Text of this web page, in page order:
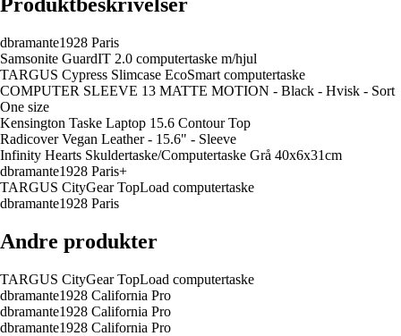
dbramante1928 Paris
Samsonite GuardIT 2.0 computertaske m/hjul
TARGUS Cypress Slimcase EcoSmart computertaske
COMPUTER SLEEVE 13 MATTE MOTION - Black - Hvisk - Sort
One size
Kensington Taske Laptop 15.6 Contour Top
Radicover Vegan Leather - 15.6" - Sleeve
Infinity Hearts Skuldertaske/Computertaske Grå 40x6x31cm
dbramante1928 Paris+
TARGUS CityGear TopLoad computertaske
dbramante1928 Paris
Andre produkter
TARGUS CityGear TopLoad computertaske
dbramante1928 California Pro
dbramante1928 California Pro
dbramante1928 California Pro